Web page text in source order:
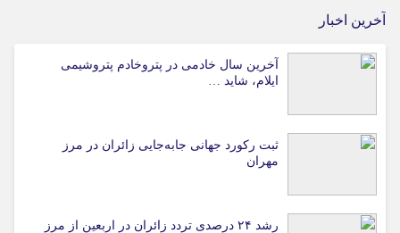
آخرین اخبار
آخرین سال خادمی در پتروخادم پتروشیمی
ایلام، شاید …
ثبت رکورد جهانی جابه‌جایی زائران در مرز
مهران
رشد ۲۴ درصدی تردد زائران در اربعین از مرز